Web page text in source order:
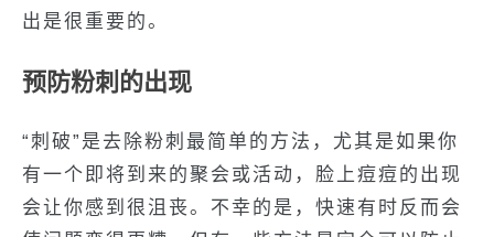
出是很重要的。
预防粉刺的出现
“刺破”是去除粉刺最简单的方法，尤其是如果你
有一个即将到来的聚会或活动，脸上痘痘的出现
会让你感到很沮丧。不幸的是，快速有时反而会